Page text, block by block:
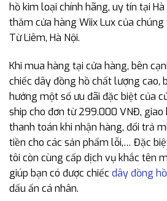
hồ kim loại chính hãng, uy tín tại
thăm cửa hàng Wiix Lux của
Từ Liêm, Hà Nội.
Khi mua hàng tại cửa hàng, bên
chiếc dây đồng hồ chất lượng cao,
hưởng một số ưu đãi đặc biệt của
ship cho đơn từ 299.000 VNĐ,
thanh toán khi nhận hàng, đổi trả
tiền cho các sản phẩm lỗi,… Đặc
tôi còn cùng cấp dịch vụ khắc tên
giúp bạn có được chiếcdây đồng
dấu ấn cá nhân.